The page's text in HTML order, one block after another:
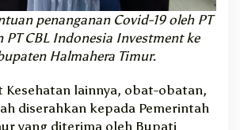
penanganan Covid-19 oleh PT
PT CBL Indonesia Investment ke
Halmahera Timur.
Kesehatan lainnya, obat-obatan,
diserahkan kepada Pemerintah
yang diterima oleh Bupati